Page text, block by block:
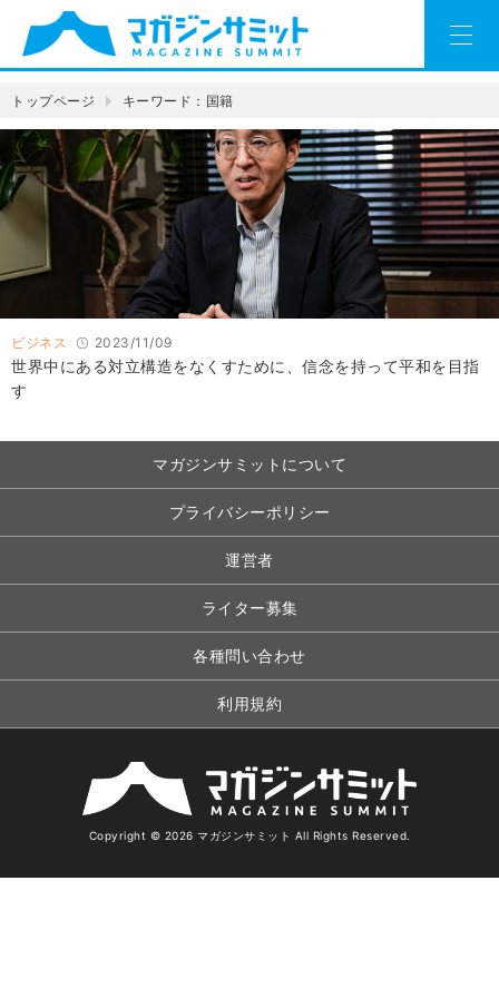
トップページ キーワード：国籍
ビジネス 2023/11/09
世界中にある対立構造をなくすために、信念を持って平和を目指
す
マガジンサミットについて
プライバシーポリシー
運営者
ライター募集
各種問い合わせ
利用規約
Copyright © 2026 マガジンサミット All Rights Reserved.